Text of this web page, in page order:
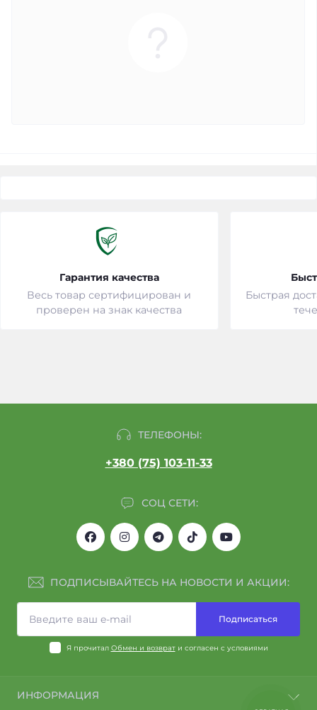
Гарантия качества
Весь товар сертифицирован и
проверен на знак качества
Быстрая
ТЕЛЕФОНЫ:
+380 (75) 103-11-33
СОЦ СЕТИ:
ПОДПИСЫВАЙТЕСЬ НА НОВОСТИ И АКЦИИ:
Подписаться
Я прочитал Обмен и возврати согласен с условиями
ИНФОРМАЦИЯ